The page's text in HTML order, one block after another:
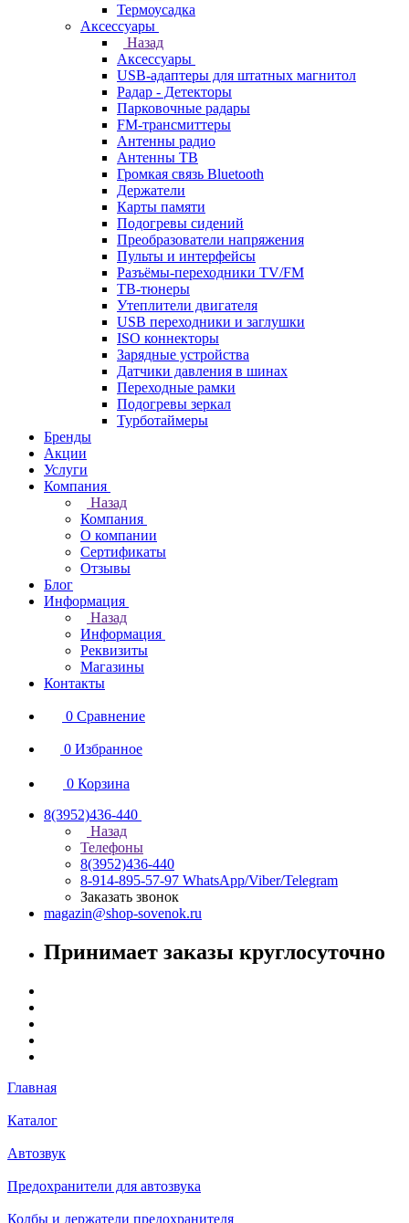
Термоусадка
Аксессуары
Назад
Аксессуары
USB-адаптеры для штатных магнитол
Радар - Детекторы
Парковочные радары
FM-трансмиттеры
Антенны радио
Антенны ТВ
Громкая связь Bluetooth
Держатели
Карты памяти
Подогревы сидений
Преобразователи напряжения
Пульты и интерфейсы
Разъёмы-переходники TV/FM
ТВ-тюнеры
Утеплители двигателя
USB переходники и заглушки
ISO коннекторы
Зарядные устройства
Датчики давления в шинах
Переходные рамки
Подогревы зеркал
Турботаймеры
Бренды
Акции
Услуги
Компания
Назад
Компания
О компании
Сертификаты
Отзывы
Блог
Информация
Назад
Информация
Реквизиты
Магазины
Контакты
0 Сравнение
0 Избранное
0 Корзина
8(3952)436-440
Назад
Телефоны
8(3952)436-440
8-914-895-57-97 WhatsApp/Viber/Telegram
Заказать звонок
magazin@shop-sovenok.ru
Принимает заказы круглосуточно
Главная
Каталог
Автозвук
Предохранители для автозвука
Колбы и держатели предохранителя